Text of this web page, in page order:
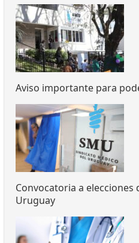
Aviso importante para
Convocatoria a elecciones
Uruguay